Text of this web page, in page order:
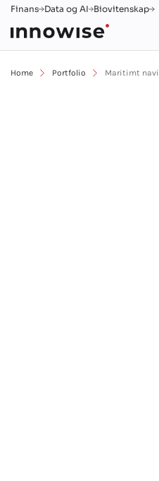
Finans Data og AI Biovitenskap
Home Portfolio Maritimt